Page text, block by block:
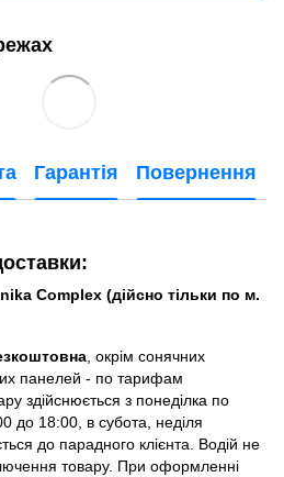
Гарантія Повернення
Complex (дійсно тільки по м.
, окрім сонячних
панелей - по тарифам
здійснюється з понеділка по
до 18:00, в субота, неділя
до парадного клієнта. Водій не
товару. При оформленні